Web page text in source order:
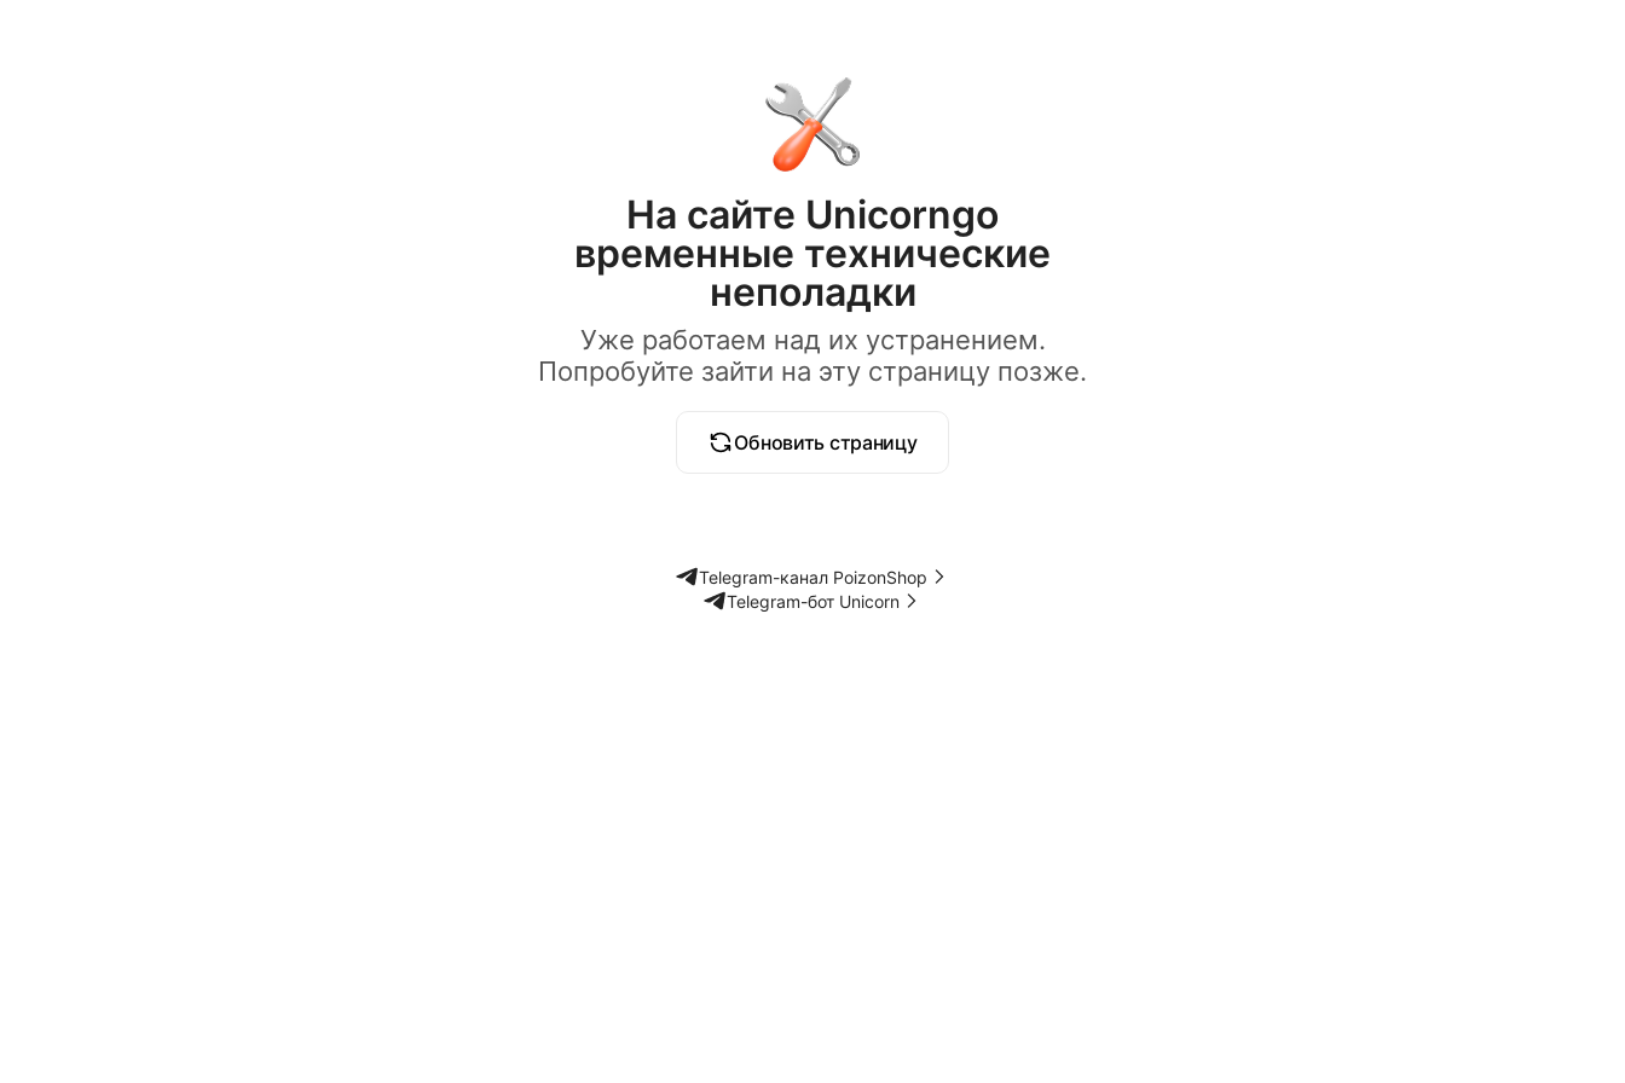
На сайте Unicorngo
временные технические
неполадки
Уже работаем над их устранением.
Попробуйте зайти на эту страницу позже.
Обновить страницу
Telegram-канал PoizonShop
Telegram-бот Unicorn